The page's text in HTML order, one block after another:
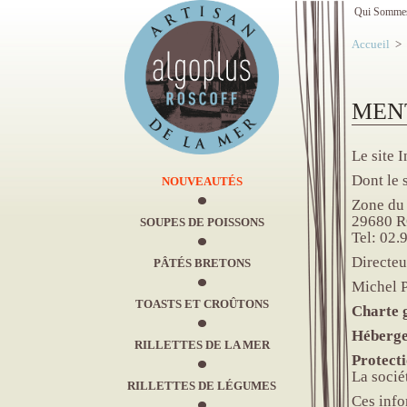
Qui
Accueil >
NOUVEAUTÉS
SOUPES DE POISSONS
PÂTÉS BRETONS
TOASTS ET CROÛTONS
RILLETTES DE LA MER
RILLETTES DE LÉGUMES
Le site
Dont le
Zone
29680
Tel:
Michel
Charte
La
Ces